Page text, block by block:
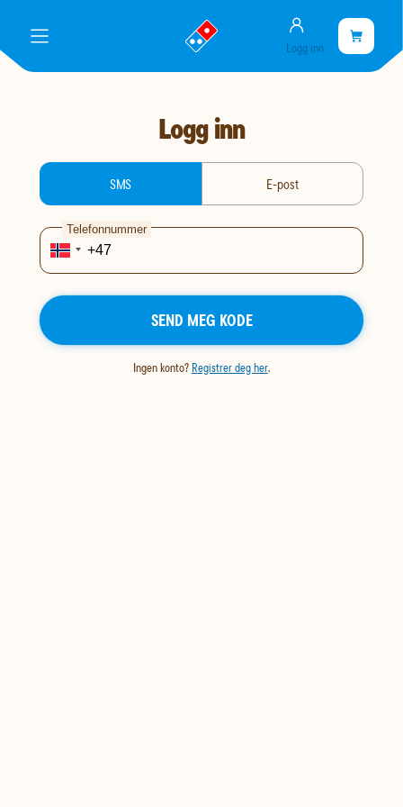
meny
gå
til
landingssiden
Konto
Logg inn
er
tom
Logg inn
login-type
SMS E-post
Telefonnummer
SEND MEG KODE
Ingen konto? Registrer deg her.